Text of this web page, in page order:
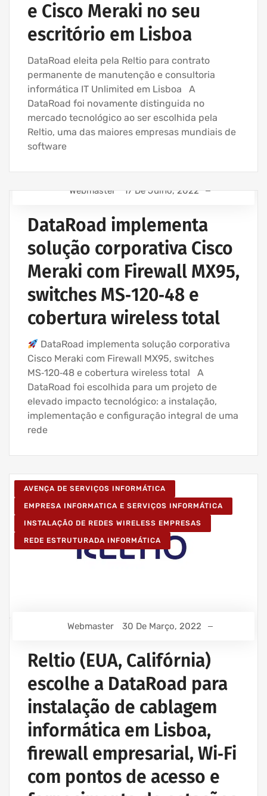
e Cisco Meraki no seu
escritório em Lisboa
DataRoad eleita pela Reltio para contrato
permanente de manutenção e consultoria
informática IT Unlimited em Lisboa A
DataRoad foi novamente distinguida no
mercado tecnológico ao ser escolhida pela
Reltio, uma das maiores empresas mundiais de
software
PARA EMPRESAS
EMPRESA ASSISTÊNCIA INFORMÁTICA | SERVIÇOS
INFORMÁTICA
EMPRESA INFORMATICA E SERVIÇOS INFORMÁTICA
IT UNLIMITED - SERVIÇOS INFORMÁTICA
MANUTENÇÃO INFORMÁTICA EMPRESAS
Webmaster 17 De Julho, 2022
DataRoad implementa
solução corporativa Cisco
Meraki com Firewall MX95,
switches MS‑120‑48 e
cobertura wireless total
DataRoad implementa solução corporativa
Cisco Meraki com Firewall MX95, switches
MS‑120‑48 e cobertura wireless total A
DataRoad foi escolhida para um projeto de
elevado impacto tecnológico: a instalação,
implementação e configuração integral de uma
rede
AVENÇA DE SERVIÇOS INFORMÁTICA
EMPRESA INFORMATICA E SERVIÇOS INFORMÁTICA
INSTALAÇÃO DE REDES WIRELESS EMPRESAS
REDE ESTRUTURADA INFORMÁTICA
Webmaster 30 De Março, 2022
Reltio (EUA, Califórnia)
escolhe a DataRoad para
instalação de cablagem
informática em Lisboa,
firewall empresarial, Wi‑Fi
com pontos de acesso e